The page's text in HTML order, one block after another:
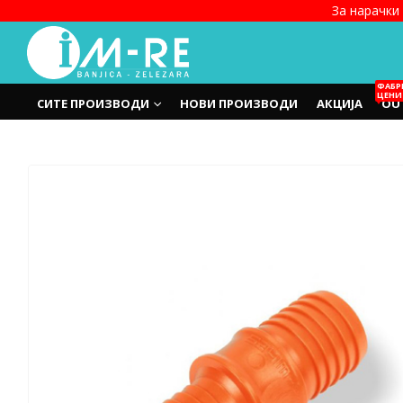
За
СИТЕ ПРОИЗВОДИ НОВИ ПРОИЗВОДИ АКЦИЈА
ЦЕНИ